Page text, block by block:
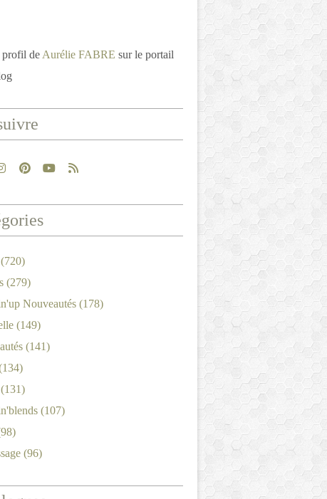
de Aurélie FABRE sur le portail
(720)
(279)
Nouveautés (178)
(149)
(141)
(131)
(107)
(96)